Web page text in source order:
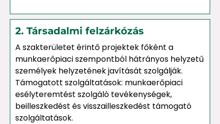
2. Társadalmi felzárkózás
A szakterületet érintő projektek főként a
munkaerőpiaci szempontból hátrányos helyzetű
személyek helyzetének javítását szolgálják.
Támogatott szolgáltatások: munkaerőpiaci
esélyteremtést szolgáló tevékenységek,
beilleszkedést és visszailleszkedést támogató
szolgáltatások.